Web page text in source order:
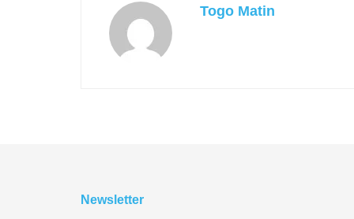
Togo Matin
Newsletter